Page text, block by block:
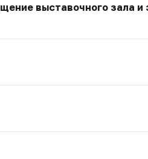
выставочного зала и